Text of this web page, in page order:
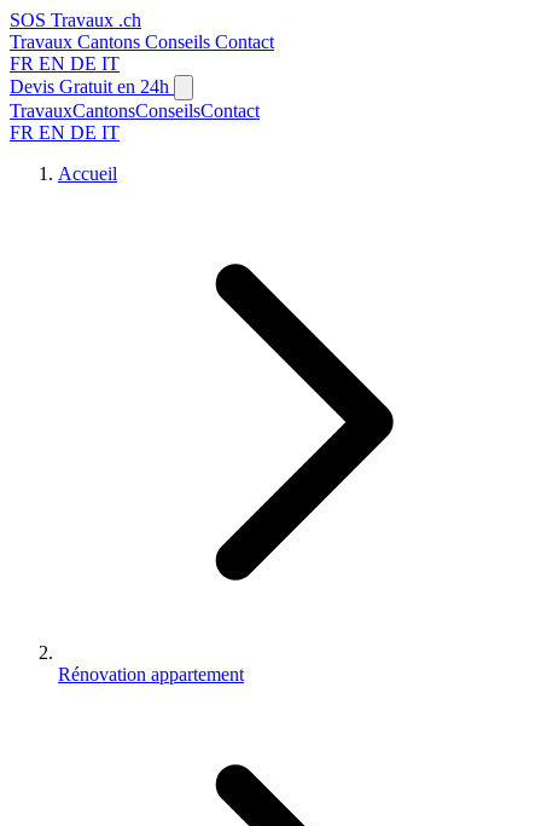
SOS Travaux .ch
Travaux Cantons Conseils Contact
FR EN DE IT
Devis Gratuit en 24h
TravauxCantonsConseilsContact
FR EN DE IT
Accueil
Rénovation appartement